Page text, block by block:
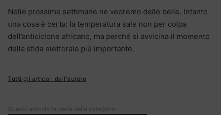
Nelle prossime settimane ne vedremo delle belle. Intanto
una cosa è certa: la temperatura sale non per colpa
dell’anticiclone africano, ma perché si avvicina il momento
della sfida elettorale più importante.
Tutti gli articoli dell'autore
Questo articolo fa parte delle categorie: